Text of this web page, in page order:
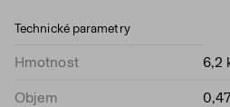
Technické parametry
Hmotnost 6,2
Objem